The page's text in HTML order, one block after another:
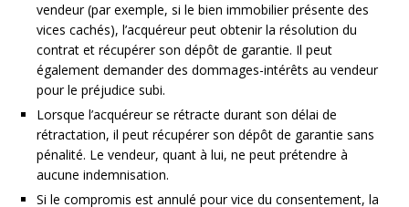
vendeur (par exemple, si le bien immobilier présente des
vices cachés), l’acquéreur peut obtenir la résolution du
contrat et récupérer son dépôt de garantie. Il peut
également demander des dommages-intérêts au vendeur
pour le préjudice subi.
Lorsque l’acquéreur se rétracte durant son délai de
rétractation, il peut récupérer son dépôt de garantie sans
pénalité. Le vendeur, quant à lui, ne peut prétendre à
aucune indemnisation.
Si le compromis est annulé pour vice du consentement, la